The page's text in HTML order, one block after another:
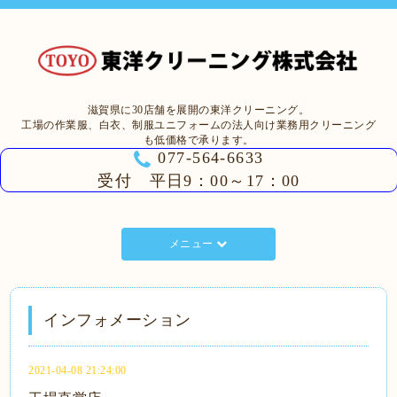
滋賀県に30店舗を展開の東洋クリーニング。
工場の作業服、白衣、制服ユニフォームの法人向け業務用クリーニング
も低価格で承ります。
077-564-6633
受付 平日9：00～17：00
メニュー
インフォメーション
2021-04-08 21:24:00